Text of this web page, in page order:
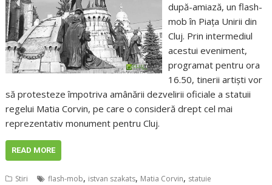
după-amiază, un flash-
mob în Piața Unirii din
Cluj. Prin intermediul
acestui eveniment,
programat pentru ora
16.50, tinerii artiști vor
să protesteze împotriva amânării dezvelirii oficiale a statuii
regelui Matia Corvin, pe care o consideră drept cel mai
reprezentativ monument pentru Cluj.
READ MORE
Stiri flash-mob, istvan szakats, Matia Corvin, statuie